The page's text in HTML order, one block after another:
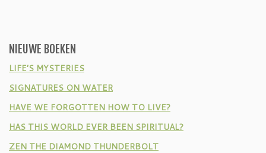
NIEUWE BOEKEN
LIFE’S MYSTERIES
SIGNATURES ON WATER
HAVE WE FORGOTTEN HOW TO LIVE?
HAS THIS WORLD EVER BEEN SPIRITUAL?
ZEN THE DIAMOND THUNDERBOLT